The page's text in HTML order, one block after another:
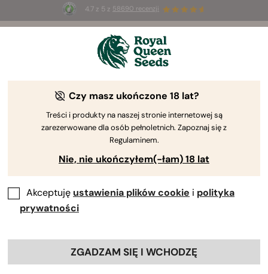
4.7 z 5 z 58690 recenzji
3 nasiona White Widow Auto
The RQS Blog
Odmiany i produkty
Czy masz ukończone 18 lat?
Treści i produkty na naszej stronie internetowej są
zarezerwowane dla osób pełnoletnich. Zapoznaj się z
Regulaminem.
Nie, nie ukończyłem(-łam) 18 lat
Akceptuję ustawienia plików cookie i polityka
prywatności
ZGADZAM SIĘ I WCHODZĘ